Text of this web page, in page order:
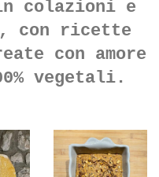
e che ti
in colazioni e
con ricette
con amore